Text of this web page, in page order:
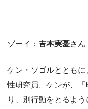
ゾーイ： 吉本実憂さん
ケン・ソゴルととも
性研究員。ケンが、
り、別行動をとるよう